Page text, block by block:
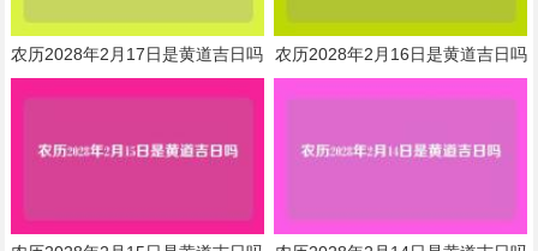
农历2028年2月17日是黄道吉日吗 农历2028年2月16日是黄道吉日吗